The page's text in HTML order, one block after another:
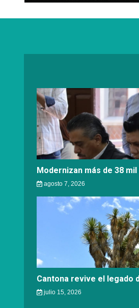
Modernizan más de 38
agosto 7, 2026
Cantona revive el legado
julio 15, 2026